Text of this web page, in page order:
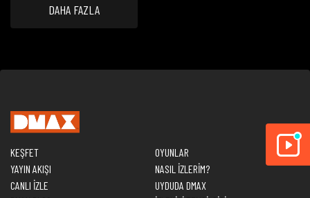
DAHA FAZLA
KEŞFET
YAYIN AKIŞI
CANLI İZLE
OYUNLAR
NASIL İZLERİM?
UYDUDA DMAX